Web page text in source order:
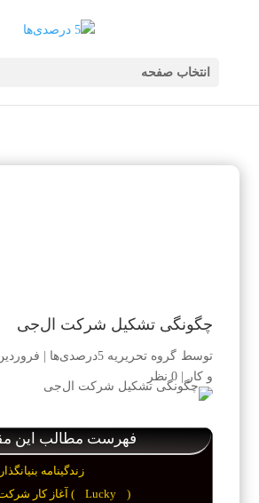
انتخاب صفحه
چگونگی تشکیل شرکت ال‌جی
توسط گروه تحریریه 5درصدی‌ها فروردین 18,
و کار|0 نظر
فهرست مطالب این
زندگینامه
آغاز کار شرکت ال‌جی با لاکی ( Lucky )